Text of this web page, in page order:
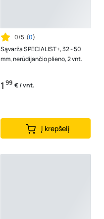
0/5 (0)
Sąvarža SPECIALIST+, 32 - 50
mm, nerūdijančio plieno, 2 vnt.
1 99 € / vnt.
Į krepšelį